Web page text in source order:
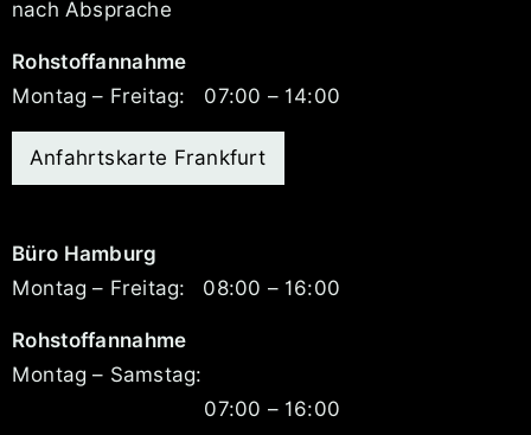
nach Absprache
Rohstoffannahme
Montag – Freitag:
07:00 – 14:00
Anfahrtskarte Frankfurt
Büro Hamburg
Montag – Freitag:
08:00 – 16:00
Rohstoffannahme
Montag – Samstag:
07:00 – 16:00